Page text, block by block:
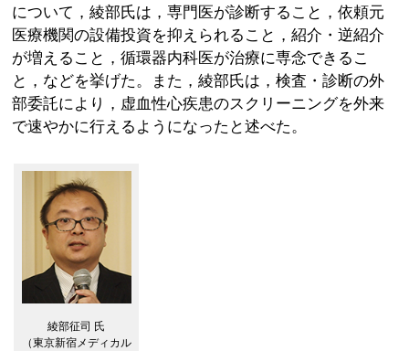
について，綾部氏は，専門医が診断すること，依頼元
医療機関の設備投資を抑えられること，紹介・逆紹介
が増えること，循環器内科医が治療に専念できるこ
と，などを挙げた。また，綾部氏は，検査・診断の外
部委託により，虚血性心疾患のスクリーニングを外来
で速やかに行えるようになったと述べた。
綾部征司 氏
（東京新宿メディカル